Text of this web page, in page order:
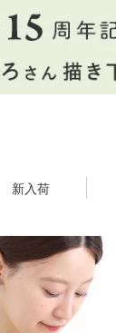
新入荷